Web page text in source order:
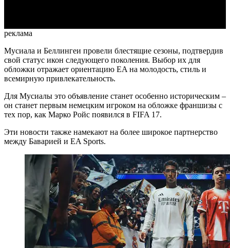
реклама
Мусиала и Беллингеи провели блестящие сезоны, подтвердив
свой статус икон следующего поколения. Выбор их для
обложки отражает ориентацию EA на молодость, стиль и
всемирную привлекательность.
Для Мусиалы это объявление станет особенно историческим –
он станет первым немецким игроком на обложке франшизы с
тех пор, как Марко Ройс появился в FIFA 17.
Эти новости также намекают на более широкое партнерство
между Баварией и EA Sports.